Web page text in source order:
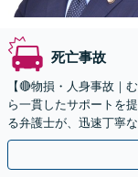
死亡事故
【🔴物損・人身事故｜
ら一貫したサポートを
る弁護士が、迅速丁寧
い合わせください。◤